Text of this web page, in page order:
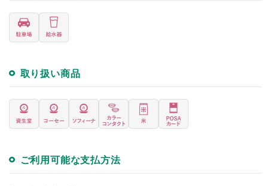
取り扱い商品
ご利用可能な支払方法